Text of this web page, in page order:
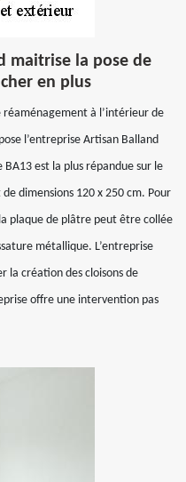
maitrise la pose de
en plus
réaménagement à l’intérieur de
l’entreprise Artisan Balland
BA13 est la plus répandue sur le
dimensions 120 x 250 cm. Pour
plaque de plâtre peut être collée
métallique. L’entreprise
la création des cloisons de
offre une intervention pas